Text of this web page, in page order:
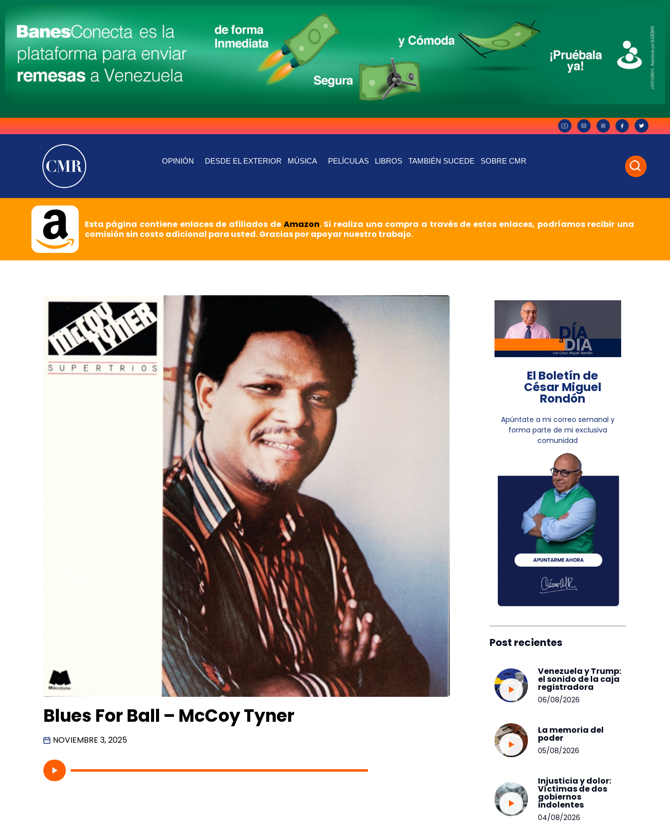
OPINIÓN DESDE EL EXTERIOR MÚSICA PELÍCULAS LIBROS TAMBIÉN SUCEDE SOBRE CMR
Esta página contiene enlaces de afiliados de Amazon. Si realiza una compra a través de estos enlaces, podríamos recibir una
comisión sin costo adicional para usted. Gracias por apoyar nuestro trabajo.
Blues For Ball – McCoy Tyner
NOVIEMBRE 3, 2025
El Boletín de
César Miguel
Rondón
Apúntate a mi correo semanal y
forma parte de mi exclusiva
comunidad
Post recientes
Venezuela y Trump:
el sonido de la caja
registradora
06/08/2026
La memoria del
poder
05/08/2026
Injusticia y dolor:
Víctimas de dos
gobiernos
indolentes
04/08/2026